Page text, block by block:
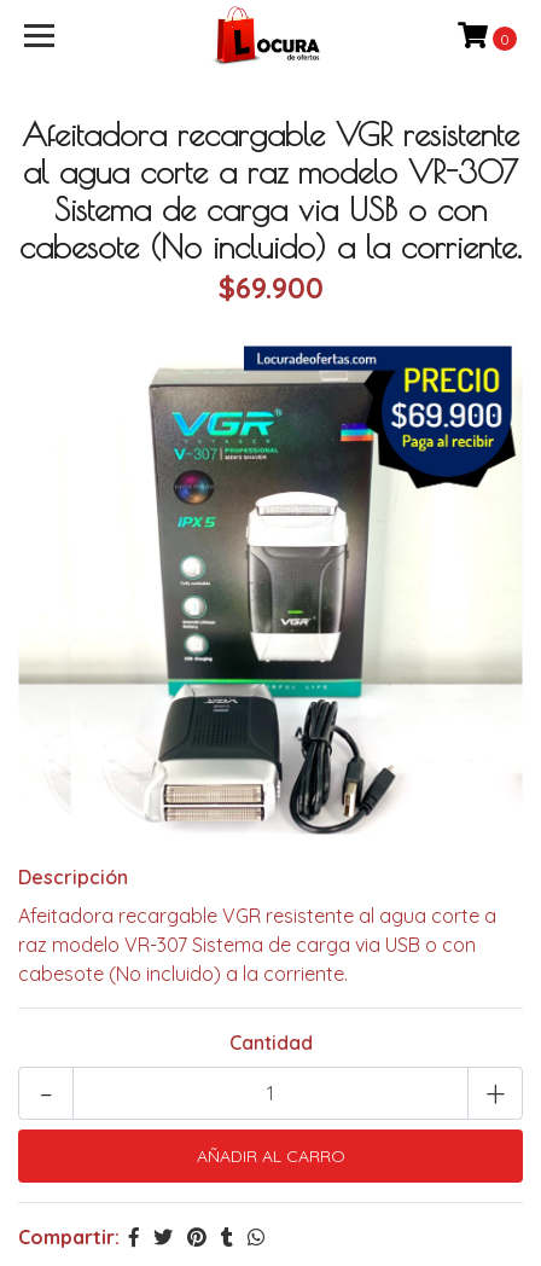
0
Afeitadora recargable VGR resistente
al agua corte a raz modelo VR-307
Sistema de carga via USB o con
cabesote (No incluido) a la corriente.
$69.900
Descripción
Afeitadora recargable VGR resistente al agua corte a
raz modelo VR-307 Sistema de carga via USB o con
cabesote (No incluido) a la corriente.
Cantidad
+
-
Compartir: